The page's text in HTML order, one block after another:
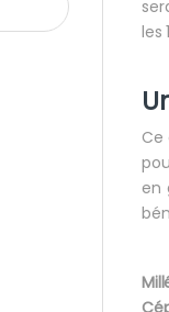
les
Ce
en